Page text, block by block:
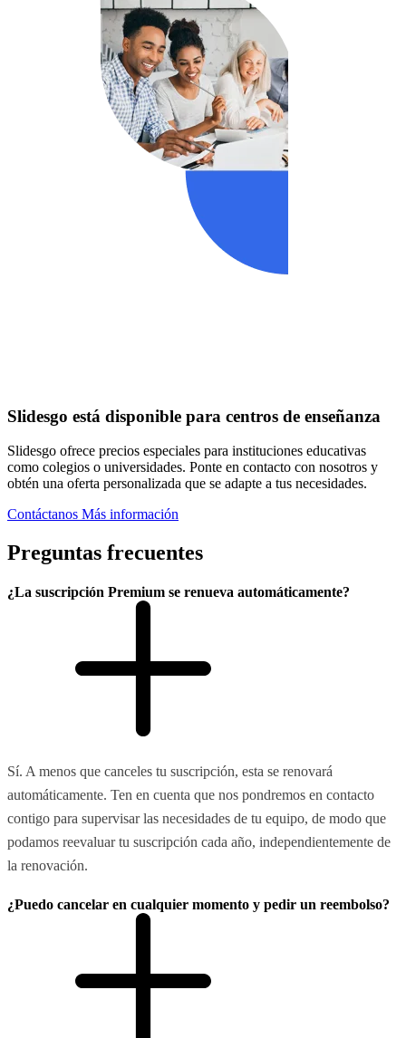
Slidesgo está disponible para centros de enseñanza
Slidesgo ofrece precios especiales para instituciones educativas
como colegios o universidades. Ponte en contacto con nosotros y
obtén una oferta personalizada que se adapte a tus necesidades.
Contáctanos Más información
Preguntas frecuentes
¿La suscripción Premium se renueva automáticamente?
Sí. A menos que canceles tu suscripción, esta se renovará
automáticamente. Ten en cuenta que nos pondremos en contacto
contigo para supervisar las necesidades de tu equipo, de modo que
podamos reevaluar tu suscripción cada año, independientemente de
la renovación.
¿Puedo cancelar en cualquier momento y pedir un reembolso?